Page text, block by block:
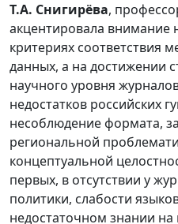
Т.А. Снигирёва,
акцентировала
критериях соответствия
данных, а на достижении
научного уровня
недостатков российских
несоблюдение формата,
региональной
концептуальной
первых, в отсутствии у
политики, слабости
недостаточном знании